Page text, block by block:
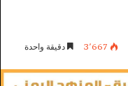
3٬667 دقيقة واحدة